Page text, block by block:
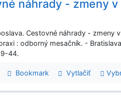
náhrady - zmeny
Cestovné náhrady - zmeny
: odborný mesačník. -
44.
Bookmark Vytlačiť